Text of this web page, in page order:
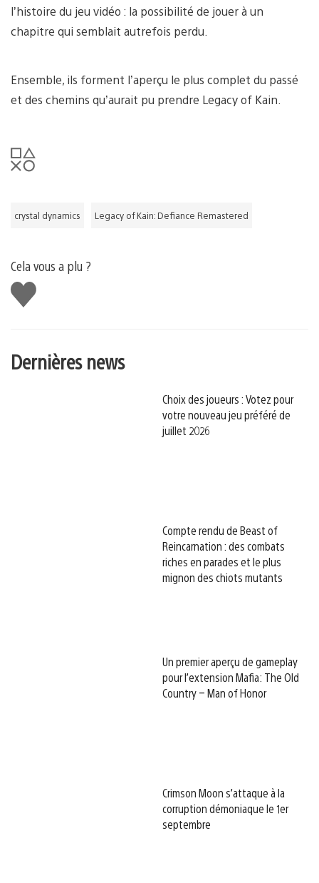
l’histoire du jeu vidéo : la possibilité de jouer à un
chapitre qui semblait autrefois perdu.
Ensemble, ils forment l’aperçu le plus complet du passé
et des chemins qu’aurait pu prendre Legacy of Kain.
crystal dynamics Legacy of Kain: Defiance Remastered
Cela vous a plu ?
J'aime
Dernières news
Choix des joueurs : Votez pour
votre nouveau jeu préféré de
juillet 2026
Compte rendu de Beast of
Reincarnation : des combats
riches en parades et le plus
mignon des chiots mutants
Un premier aperçu de gameplay
pour l’extension Mafia: The Old
Country – Man of Honor
Crimson Moon s’attaque à la
corruption démoniaque le 1er
septembre